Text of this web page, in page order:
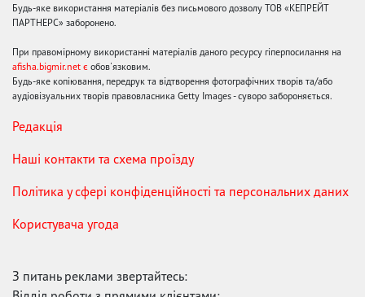
Будь-яке використання матеріалів без письмового дозволу ТОВ «КЕПРЕЙТ
ПАРТНЕРС» заборонено.
При правомірному використанні матеріалів даного ресурсу гіперпосилання на
afisha.bigmir.net є обов'язковим.
Будь-яке копіювання, передрук та відтворення фотографічних творів та/або
аудіовізуальних творів правовласника Getty Images - суворо забороняється.
Редакція
Наші контакти та схема проїзду
Політика у сфері конфіденційності та персональних даних
Користувача угода
З питань реклами звертайтесь: